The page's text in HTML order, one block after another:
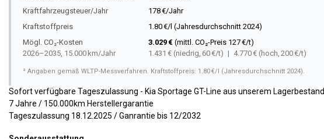
Kraftfahrzeugsteuer/Jahr
178 €/Jahr
Kraftstoffpreis
1.80 €/l (Jahresdurchschnitt 2024)
Mögl. CO₂-Kosten
2026–2035, 15.000 km/Jahr
3.029 € (mittl. CO₂-Preis 127 €/t)
1.431 € (niedrig, 60 €/t) | 4.770 € (hoch, 200 €/t)
² Angaben gemäß WLTP-Messverfahren. Kraftstoffpreis: 1.80 €/l (Jahresdurchschnitt 2024).
Sofort verfügbare Tageszulassung - Kia Sportage GT-Line aus unserem Lagerbestand.
7 Jahre / 150.000km Herstellergarantie
Tageszulassung 18.12.2025 / Ganrantie bis 12/2032